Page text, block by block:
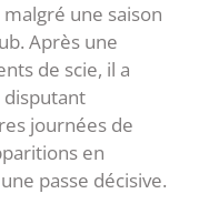
une saison
Après une
de scie, il a
journées de
en
passe décisive.